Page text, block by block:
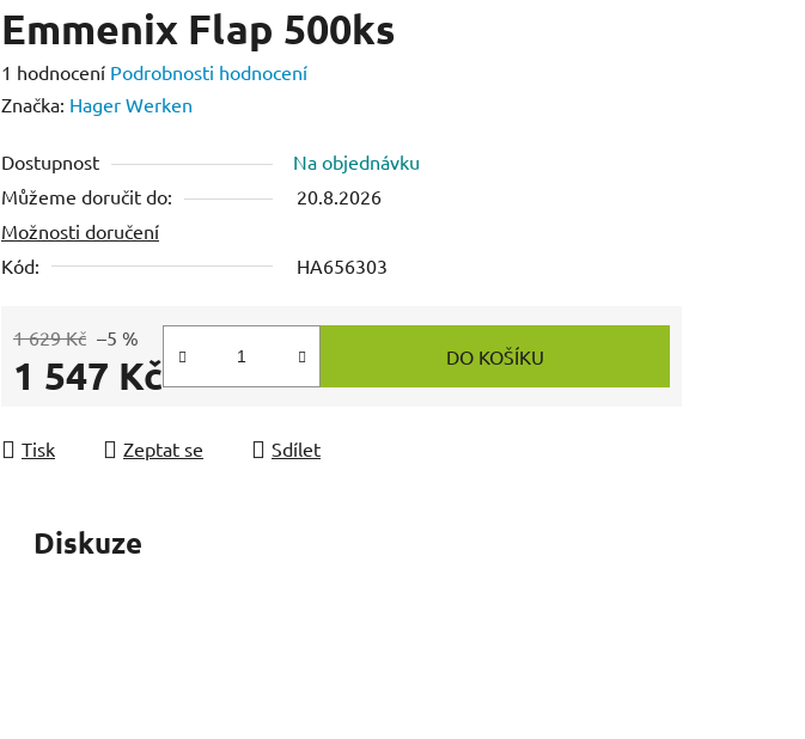
Emmenix Flap 500ks
Průměrné
hodnocení
je
3,0
z
5
1 hodnocení Podrobnosti hodnocení
Značka: Hager Werken
Dostupnost
Na objednávku
Můžeme doručit do:
20.8.2026
Možnosti doručení
Kód:
HA656303
1 629 Kč –5 %
1 547 Kč DO KOŠÍKU
Tisk Zeptat se Sdílet
Diskuze